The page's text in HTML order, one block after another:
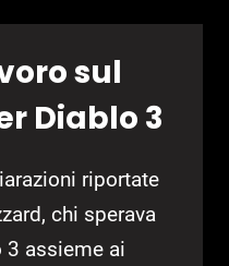
sul
Diablo 3
riportate
chi sperava
3 assieme ai